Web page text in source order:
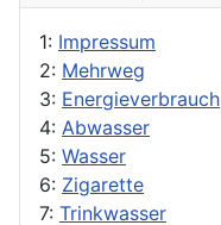
1: Impressum
2: Mehrweg
3: Energieverbrauch
4: Abwasser
5: Wasser
6: Zigarette
7: Trinkwasser